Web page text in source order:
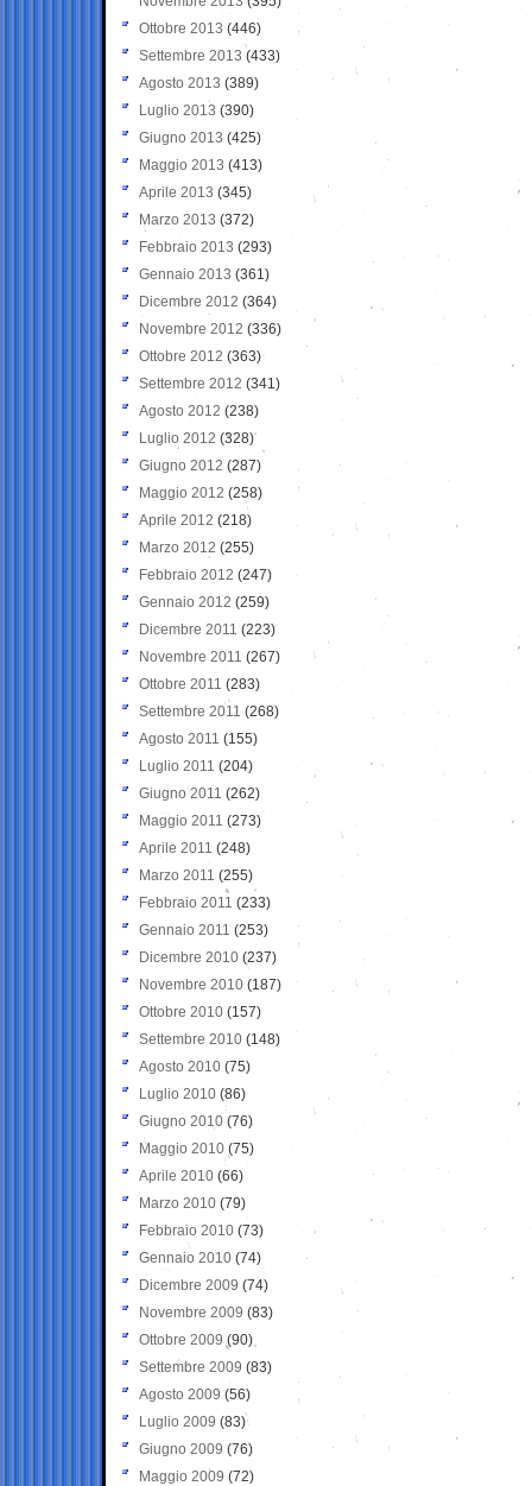
Ottobre 2013 (446)
Settembre 2013 (433)
Agosto 2013 (389)
Luglio 2013 (390)
Giugno 2013 (425)
Maggio 2013 (413)
Aprile 2013 (345)
Marzo 2013 (372)
Febbraio 2013 (293)
Gennaio 2013 (361)
Dicembre 2012 (364)
Novembre 2012 (336)
Ottobre 2012 (363)
Settembre 2012 (341)
Agosto 2012 (238)
Luglio 2012 (328)
Giugno 2012 (287)
Maggio 2012 (258)
Aprile 2012 (218)
Marzo 2012 (255)
Febbraio 2012 (247)
Gennaio 2012 (259)
Dicembre 2011 (223)
Novembre 2011 (267)
Ottobre 2011 (283)
Settembre 2011 (268)
Agosto 2011 (155)
Luglio 2011 (204)
Giugno 2011 (262)
Maggio 2011 (273)
Aprile 2011 (248)
Marzo 2011 (255)
Febbraio 2011 (233)
Gennaio 2011 (253)
Dicembre 2010 (237)
Novembre 2010 (187)
Ottobre 2010 (157)
Settembre 2010 (148)
Agosto 2010 (75)
Luglio 2010 (86)
Giugno 2010 (76)
Maggio 2010 (75)
Aprile 2010 (66)
Marzo 2010 (79)
Febbraio 2010 (73)
Gennaio 2010 (74)
Dicembre 2009 (74)
Novembre 2009 (83)
Ottobre 2009 (90)
Settembre 2009 (83)
Agosto 2009 (56)
Luglio 2009 (83)
Giugno 2009 (76)
Maggio 2009 (72)